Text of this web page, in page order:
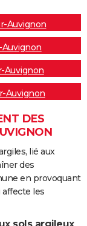
Auvignon
Auvignon
Auvignon
DES
lié aux
des
en provoquant
les